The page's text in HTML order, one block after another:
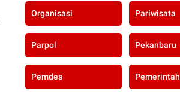
Organisasi Pariwisata
Parpol Pekanbaru
Pemdes Pemerintah